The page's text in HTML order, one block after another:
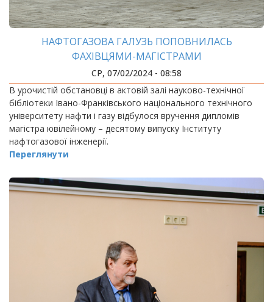
НАФТОГАЗОВА ГАЛУЗЬ ПОПОВНИЛАСЬ
ФАХІВЦЯМИ-МАГІСТРАМИ
СР, 07/02/2024 - 08:58
В урочистій обстановці в актовій залі науково-технічної
бібліотеки Івано-Франківського національного технічного
університету нафти і газу відбулося вручення дипломів
магістра ювілейному – десятому випуску Інституту
нафтогазової інженерії.
Переглянути